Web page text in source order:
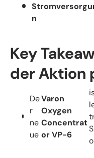
n
Key
der Aktion
De
r
ne
ue
Varon
Oxygen
Concentrat
or VP-6